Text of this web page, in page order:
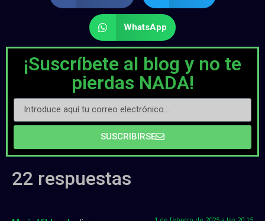
WhatsApp
¡Suscríbete al blog y no te
pierdas NADA!
SUSCRIBIRSE
22 respuestas